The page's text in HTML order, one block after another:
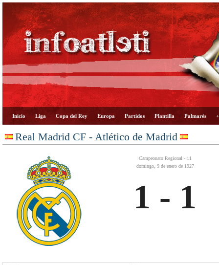
Inicio Liga Copa del Rey Europa Partidos Plantilla Palmarés
Real Madrid CF - Atlético de Madrid
Campeonato Regional - 11
domingo, 9 de enero de 1927
1 - 1